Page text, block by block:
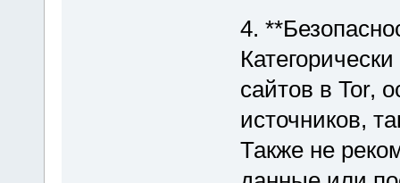
4.
сайтов в Tor,
источников,
Также не